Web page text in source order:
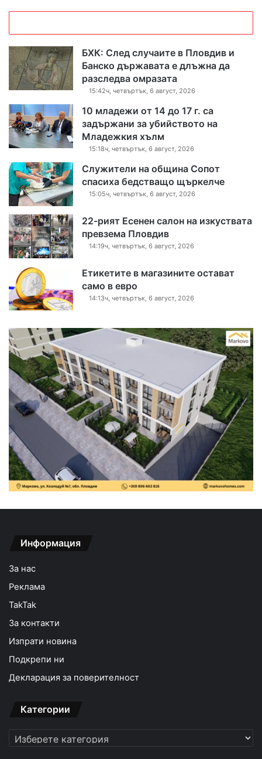
БХК: След случаите в Пловдив и
Банско държавата е длъжна да
разследва омразата
15:42ч, четвъртък, 6 август, 2026
10 младежи от 14 до 17 г. са
задържани за убийството на
Младежкия хълм
15:18ч, четвъртък, 6 август, 2026
Служители на община Сопот
спасиха бедстващо щъркелче
15:05ч, четвъртък, 6 август, 2026
22-рият Есенен салон на изкуствата
превзема Пловдив
14:19ч, четвъртък, 6 август, 2026
Етикетите в магазините остават
само в евро
14:13ч, четвъртък, 6 август, 2026
Информация
За нас
Реклама
TakTak
За контакти
Изпрати новина
Подкрепи ни
Декларация за поверителност
Категории
Категории